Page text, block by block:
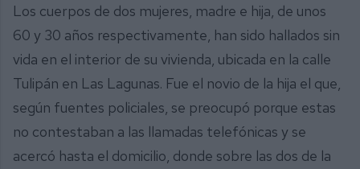
Los cuerpos de dos mujeres, madre e hija, de unos
60 y 30 años respectivamente, han sido hallados sin
vida en el interior de su vivienda, ubicada en la calle
Tulipán en Las Lagunas. Fue el novio de la hija el que,
según fuentes policiales, se preocupó porque estas
no contestaban a las llamadas telefónicas y se
acercó hasta el domicilio, donde sobre las dos de la